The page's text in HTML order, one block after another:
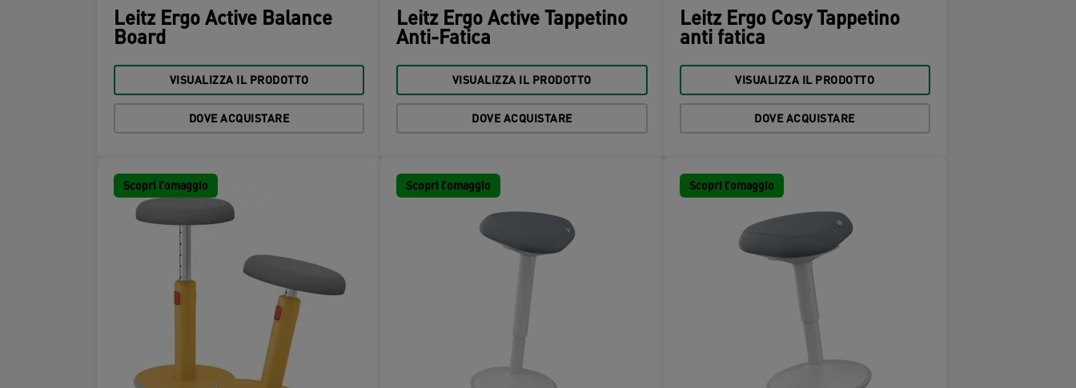
Leitz Ergo Active Balance
Board
VISUALIZZA IL PRODOTTO
DOVE ACQUISTARE
Leitz Ergo Active Tappetino
Anti-Fatica
VISUALIZZA IL PRODOTTO
DOVE ACQUISTARE
Leitz Ergo Cosy Tappetino
anti fatica
VISUALIZZA IL PRODOTTO
DOVE ACQUISTARE
Scopri l’omaggio Scopri l’omaggio Scopri l’omaggio